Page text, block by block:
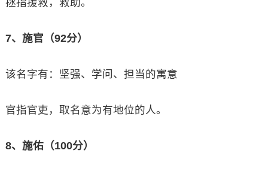
拯指援救，救助。
7、施官（92分）
该名字有：坚强、学问、担当的寓意
官指官吏，取名意为有地位的人。
8、施佑（100分）